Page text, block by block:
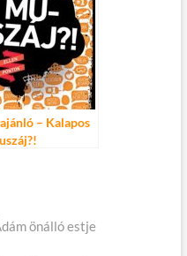
– Kalapos
önálló estje